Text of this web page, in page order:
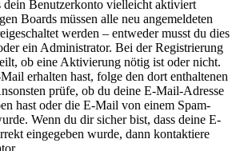
dein Benutzerkonto vielleicht aktiviert
Boards müssen alle neu angemeldeten
werden – entweder musst du dies
ein Administrator. Bei der Registrierung
ob eine Aktivierung nötig ist oder nicht.
erhalten hast, folge den dort enthaltenen
prüfe, ob du deine E-Mail-Adresse
hast oder die E-Mail von einem Spam-
Wenn du dir sicher bist, dass deine E-
eingegeben wurde, dann kontaktiere